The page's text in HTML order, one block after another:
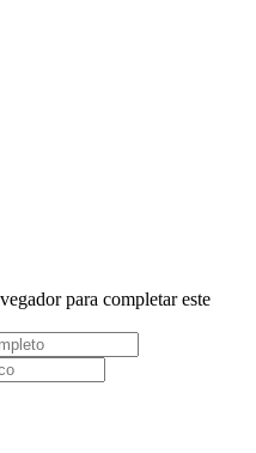
para completar este